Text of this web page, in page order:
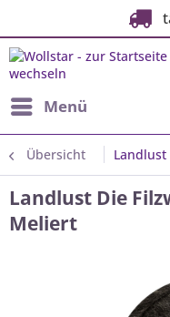
Menü
Übersicht Landlust
Landlust Die
Meliert